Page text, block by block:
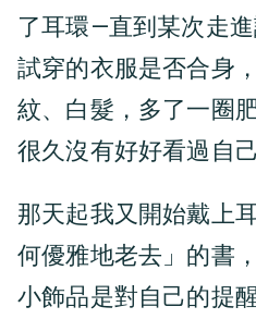
了耳環—直到某次走
試穿的衣服是否合身
紋、白髮，多了一圈
很久沒有好好看過自己
那天起我又開始戴上
何優雅地老去」的書
小飾品是對自己的提醒